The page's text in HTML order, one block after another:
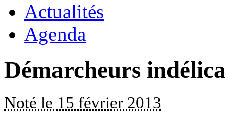
Actualités
Agenda
Démarcheurs
Noté le 15 février 2013